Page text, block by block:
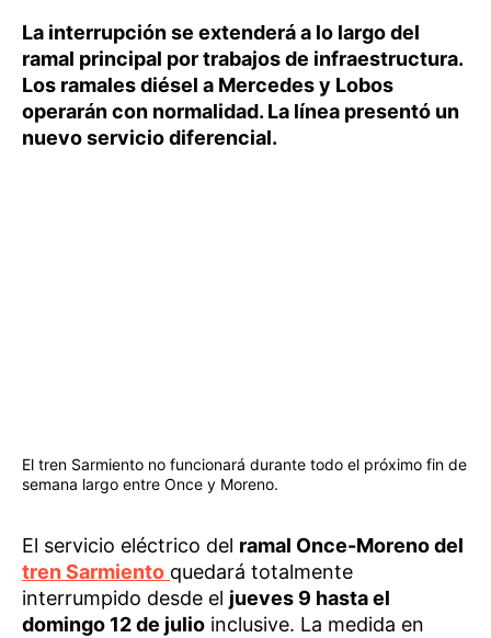
La interrupción se extenderá a lo largo del
ramal principal por trabajos de infraestructura.
Los ramales diésel a Mercedes y Lobos
operarán con normalidad. La línea presentó un
nuevo servicio diferencial.
El tren Sarmiento no funcionará durante todo el próximo fin de
semana largo entre Once y Moreno.
El servicio eléctrico del ramal Once-Moreno del
tren Sarmiento quedará totalmente
interrumpido desde el jueves 9 hasta el
domingo 12 de julio inclusive. La medida en